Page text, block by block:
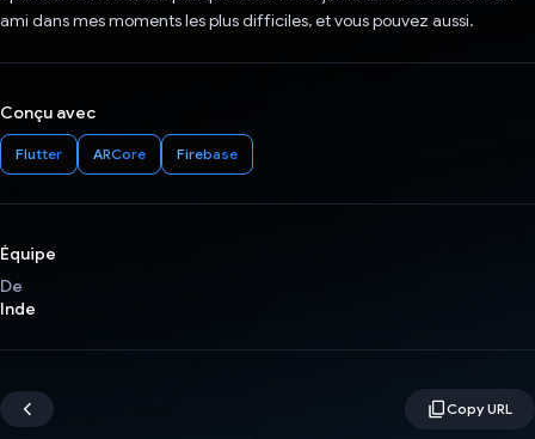
ami dans mes moments les plus difficiles, et vous pouvez aussi.
Conçu avec
Flutter ARCore Firebase
Équipe
De
Inde